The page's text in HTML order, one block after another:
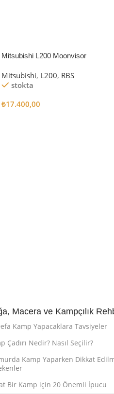
Mitsubishi L200 Moonvisor
Mitsubishi, L200, RBS
stokta
₺17.400,00
Macera ve Kampçılık
Kamp Yapacaklara Tavsiyeler
Çadırı Nedir? Nasıl Seçilir?
Kamp Yaparken Dikkat
Bir Kamp için 20 Önemli İpucu